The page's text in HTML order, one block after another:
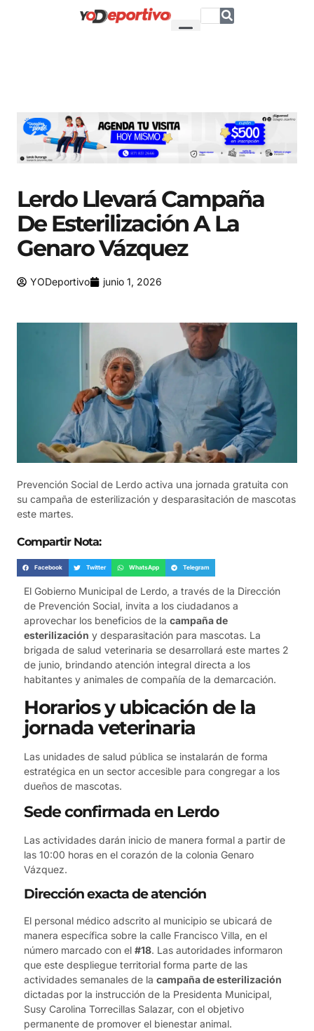
Lerdo Llevará Campaña
De Esterilización A La
Genaro Vázquez
YODeportivo junio 1, 2026
Prevención Social de Lerdo activa una jornada gratuita con
su campaña de esterilización y desparasitación de mascotas
este martes.
Compartir Nota:
Facebook Twitter WhatsApp Telegram
El Gobierno Municipal de Lerdo, a través de la Dirección
de Prevención Social, invita a los ciudadanos a
aprovechar los beneficios de la campaña de
esterilización y desparasitación para mascotas. La
brigada de salud veterinaria se desarrollará este martes 2
de junio, brindando atención integral directa a los
habitantes y animales de compañía de la demarcación.
Horarios y ubicación de la
jornada veterinaria
Las unidades de salud pública se instalarán de forma
estratégica en un sector accesible para congregar a los
dueños de mascotas.
Sede confirmada en Lerdo
Las actividades darán inicio de manera formal a partir de
las 10:00 horas en el corazón de la colonia Genaro
Vázquez.
Dirección exacta de atención
El personal médico adscrito al municipio se ubicará de
manera específica sobre la calle Francisco Villa, en el
número marcado con el #18. Las autoridades informaron
que este despliegue territorial forma parte de las
actividades semanales de la campaña de esterilización
dictadas por la instrucción de la Presidenta Municipal,
Susy Carolina Torrecillas Salazar, con el objetivo
permanente de promover el bienestar animal.